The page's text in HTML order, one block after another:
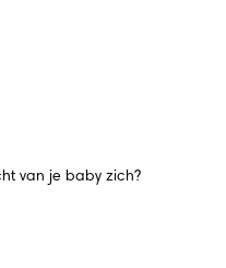
van je baby zich?